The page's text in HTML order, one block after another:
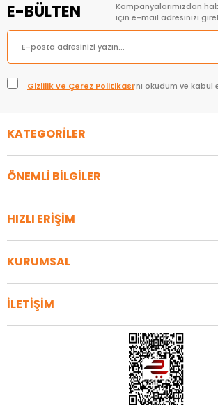
E-BÜLTEN
Kampanyalarımızdan
için e-mail adresinizi
Gizlilik ve Çerez Politikası’nı okudum ve kabul
KATEGORİLER
ÖNEMLİ BİLGİLER
HIZLI ERİŞİM
KURUMSAL
İLETİŞİM